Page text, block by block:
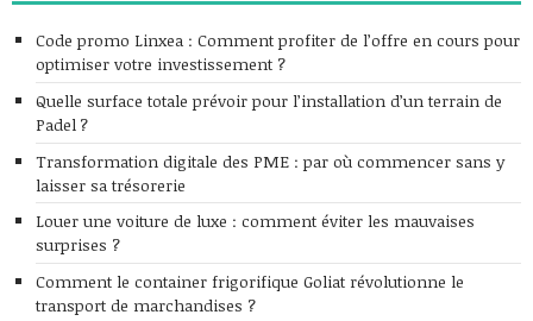
Code promo Linxea : Comment profiter de l’offre en cours pour
optimiser votre investissement ?
Quelle surface totale prévoir pour l’installation d’un terrain de
Padel ?
Transformation digitale des PME : par où commencer sans y
laisser sa trésorerie
Louer une voiture de luxe : comment éviter les mauvaises
surprises ?
Comment le container frigorifique Goliat révolutionne le
transport de marchandises ?